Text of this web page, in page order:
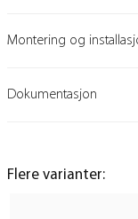
Montering og
Dokumentasjon
Flere varianter: